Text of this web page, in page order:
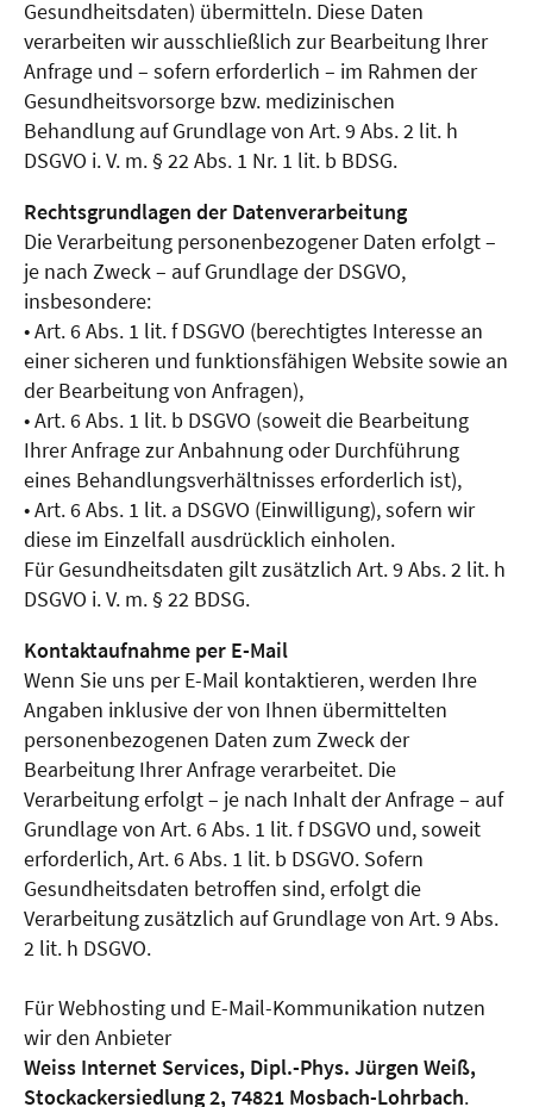
Gesundheitsdaten) übermitteln. Diese Daten
verarbeiten wir ausschließlich zur Bearbeitung Ihrer
Anfrage und – sofern erforderlich – im Rahmen der
Gesundheitsvorsorge bzw. medizinischen
Behandlung auf Grundlage von Art. 9 Abs. 2 lit. h
DSGVO i. V. m. § 22 Abs. 1 Nr. 1 lit. b BDSG.
Rechtsgrundlagen der Datenverarbeitung
Die Verarbeitung personenbezogener Daten erfolgt –
je nach Zweck – auf Grundlage der DSGVO,
insbesondere:
• Art. 6 Abs. 1 lit. f DSGVO (berechtigtes Interesse an
einer sicheren und funktionsfähigen Website sowie an
der Bearbeitung von Anfragen),
• Art. 6 Abs. 1 lit. b DSGVO (soweit die Bearbeitung
Ihrer Anfrage zur Anbahnung oder Durchführung
eines Behandlungsverhältnisses erforderlich ist),
• Art. 6 Abs. 1 lit. a DSGVO (Einwilligung), sofern wir
diese im Einzelfall ausdrücklich einholen.
Für Gesundheitsdaten gilt zusätzlich Art. 9 Abs. 2 lit. h
DSGVO i. V. m. § 22 BDSG.
Kontaktaufnahme per E-Mail
Wenn Sie uns per E-Mail kontaktieren, werden Ihre
Angaben inklusive der von Ihnen übermittelten
personenbezogenen Daten zum Zweck der
Bearbeitung Ihrer Anfrage verarbeitet. Die
Verarbeitung erfolgt – je nach Inhalt der Anfrage – auf
Grundlage von Art. 6 Abs. 1 lit. f DSGVO und, soweit
erforderlich, Art. 6 Abs. 1 lit. b DSGVO. Sofern
Gesundheitsdaten betroffen sind, erfolgt die
Verarbeitung zusätzlich auf Grundlage von Art. 9 Abs.
2 lit. h DSGVO.
Für Webhosting und E-Mail-Kommunikation nutzen
wir den Anbieter
Weiss Internet Services, Dipl.-Phys. Jürgen Weiß,
Stockackersiedlung 2, 74821 Mosbach-Lohrbach.